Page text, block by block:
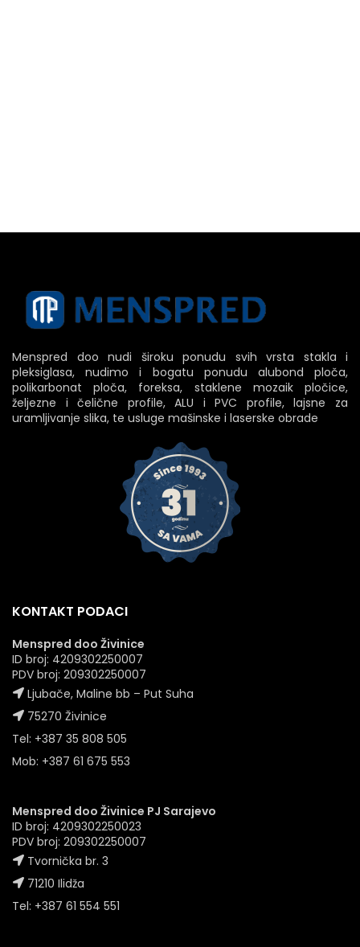
Menspred doo nudi široku ponudu svih vrsta stakla i
pleksiglasa, nudimo i bogatu ponudu alubond ploča,
polikarbonat ploča, foreksa, staklene mozaik pločice,
željezne i čelične profile, ALU i PVC profile, lajsne za
uramljivanje slika, te usluge mašinske i laserske obrade
KONTAKT PODACI
Menspred doo Živinice
ID broj: 4209302250007
PDV broj: 209302250007
Ljubače, Maline bb – Put Suha
75270 Živinice
Tel: +387 35 808 505
Mob: +387 61 675 553
Menspred doo Živinice PJ Sarajevo
ID broj: 4209302250023
PDV broj: 209302250007
Tvornička br. 3
71210 Ilidža
Tel: +387 61 554 551